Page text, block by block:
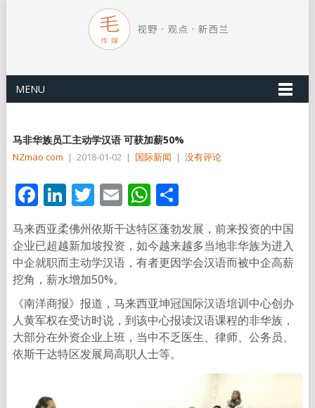
MENU
马非华族员工主动学汉语 可获加薪50%
NZmao com | 2018-01-02 | 国际新闻 | 没有评论
Facebook
LinkedIn
Twitter
EmailWhatsApp
分
享
马来西亚柔佛州依斯干达特区蓬勃发展，前来投资的中国
企业已超越新加坡投资，如今越来越多当地非华族为进入
中企就职而主动学汉语，有者更因学会汉语而被中企高薪
挖角，薪水增加50%。
《南洋商报》报道，马来西亚坤冠国际汉语培训中心创办
人黄军权在受访时说，到该中心报读汉语课程的非华族，
大部分在外资企业上班，当中不乏医生、律师、公务员、
依斯干达特区发展局高职人士等。